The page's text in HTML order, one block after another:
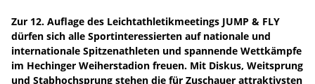
Zur 12. Auflage des Leichtathletikmeetings JUMP & FLY
dürfen sich alle Sportinteressierten auf nationale und
internationale Spitzenathleten und spannende Wettkämpfe
im Hechinger Weiherstadion freuen. Mit Diskus, Weitsprung
und Stabhochsprung stehen die für Zuschauer attraktivsten